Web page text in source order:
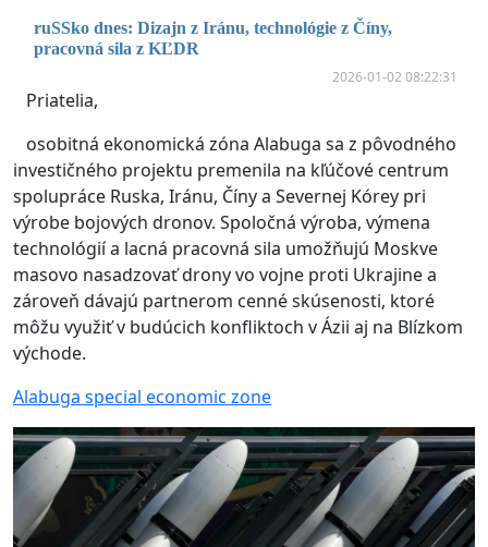
ruSSko dnes: Dizajn z Iránu, technológie z Číny,
pracovná sila z KĽDR
2026-01-02 08:22:31
Priatelia,
osobitná ekonomická zóna Alabuga sa z pôvodného
investičného projektu premenila na kľúčové centrum
spolupráce Ruska, Iránu, Číny a Severnej Kórey pri
výrobe bojových dronov. Spoločná výroba, výmena
technológií a lacná pracovná sila umožňujú Moskve
masovo nasadzovať drony vo vojne proti Ukrajine a
zároveň dávajú partnerom cenné skúsenosti, ktoré
môžu využiť v budúcich konfliktoch v Ázii aj na Blízkom
východe.
Alabuga special economic zone